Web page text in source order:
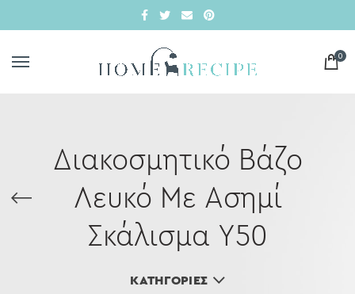
0
Διακοσμητικό Βάζο
Λευκό Με Ασημί
Σκάλισμα Υ50
ΚΑΤΗΓΟΡΊΕΣ